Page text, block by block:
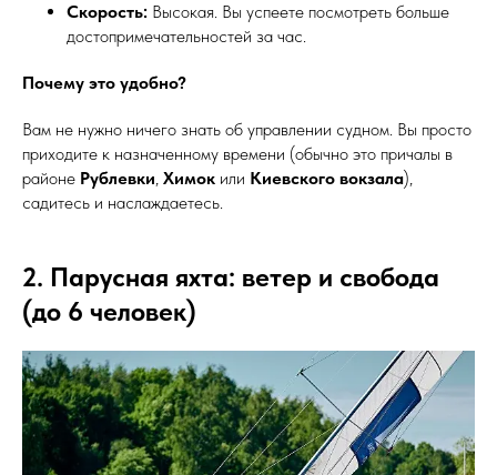
Скорость: Высокая. Вы успеете посмотреть больше
достопримечательностей за час.
Почему это удобно?
Вам не нужно ничего знать об управлении судном. Вы просто
приходите к назначенному времени (обычно это причалы в
районе Рублевки, Химок или Киевского вокзала),
садитесь и наслаждаетесь.
2. Парусная яхта: ветер и свобода
(до 6 человек)